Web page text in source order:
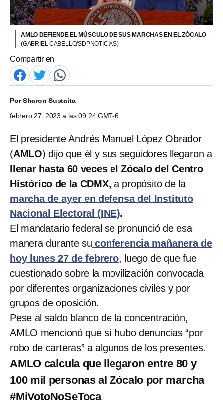
AMLO DEFIENDE EL MÚSCULO DE SUS MARCHAS EN EL ZÓCALO
(GABRIEL CABELLO/SDPNOTICIAS)
Compartir en
PorSharon Sustaita
febrero 27, 2023 a las 09:24 GMT-6
El presidente Andrés Manuel López Obrador
(AMLO) dijo que él y sus seguidores llegaron a
llenar hasta 60 veces el Zócalo del Centro
Histórico de la CDMX, a propósito de la
marcha de ayer en defensa del Instituto
Nacional Electoral (INE).
El mandatario federal se pronunció de esa
manera durante su conferencia mañanera de
hoy lunes 27 de febrero, luego de que fue
cuestionado sobre la movilización convocada
por diferentes organizaciones civiles y por
grupos de oposición.
Pese al saldo blanco de la concentración,
AMLO mencionó que sí hubo denuncias “por
robo de carteras” a algunos de los presentes.
AMLO calcula que llegaron entre 80 y
100 mil personas al Zócalo por marcha
#MiVotoNoSeToca